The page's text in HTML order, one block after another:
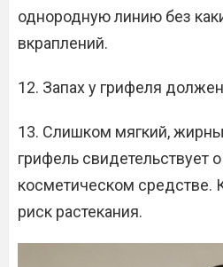
однородную линию без
вкраплений.
12. Запах у грифеля должен
13. Слишком мягкий,
грифель свидетельствует
косметическом средстве.
риск растекания.